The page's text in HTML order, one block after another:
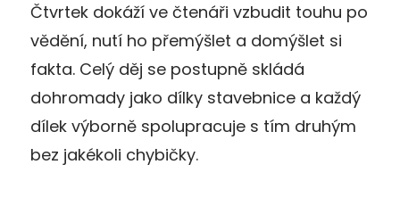
Čtvrtek dokáží ve čtenáři vzbudit touhu po
vědění, nutí ho přemýšlet a domýšlet si
fakta. Celý děj se postupně skládá
dohromady jako dílky stavebnice a každý
dílek výborně spolupracuje s tím druhým
bez jakékoli chybičky.